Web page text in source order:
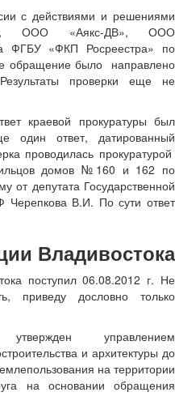
с действиями и решениями
ООО «Аякс-ДВ», ООО
ФГБУ «ФКП Росреестра» по
обращение было направлено
проверки еще не
краевой прокуратуры был
один ответ, датированный
проводилась прокуратурой
домов №160 и 162 по
от депутата Государственной
В.И. По сути ответ
Владивостока
поступил 06.08.2012 г. Не
приведу дословно только
управлением
и архитектуры до
на территории
на основании обращения